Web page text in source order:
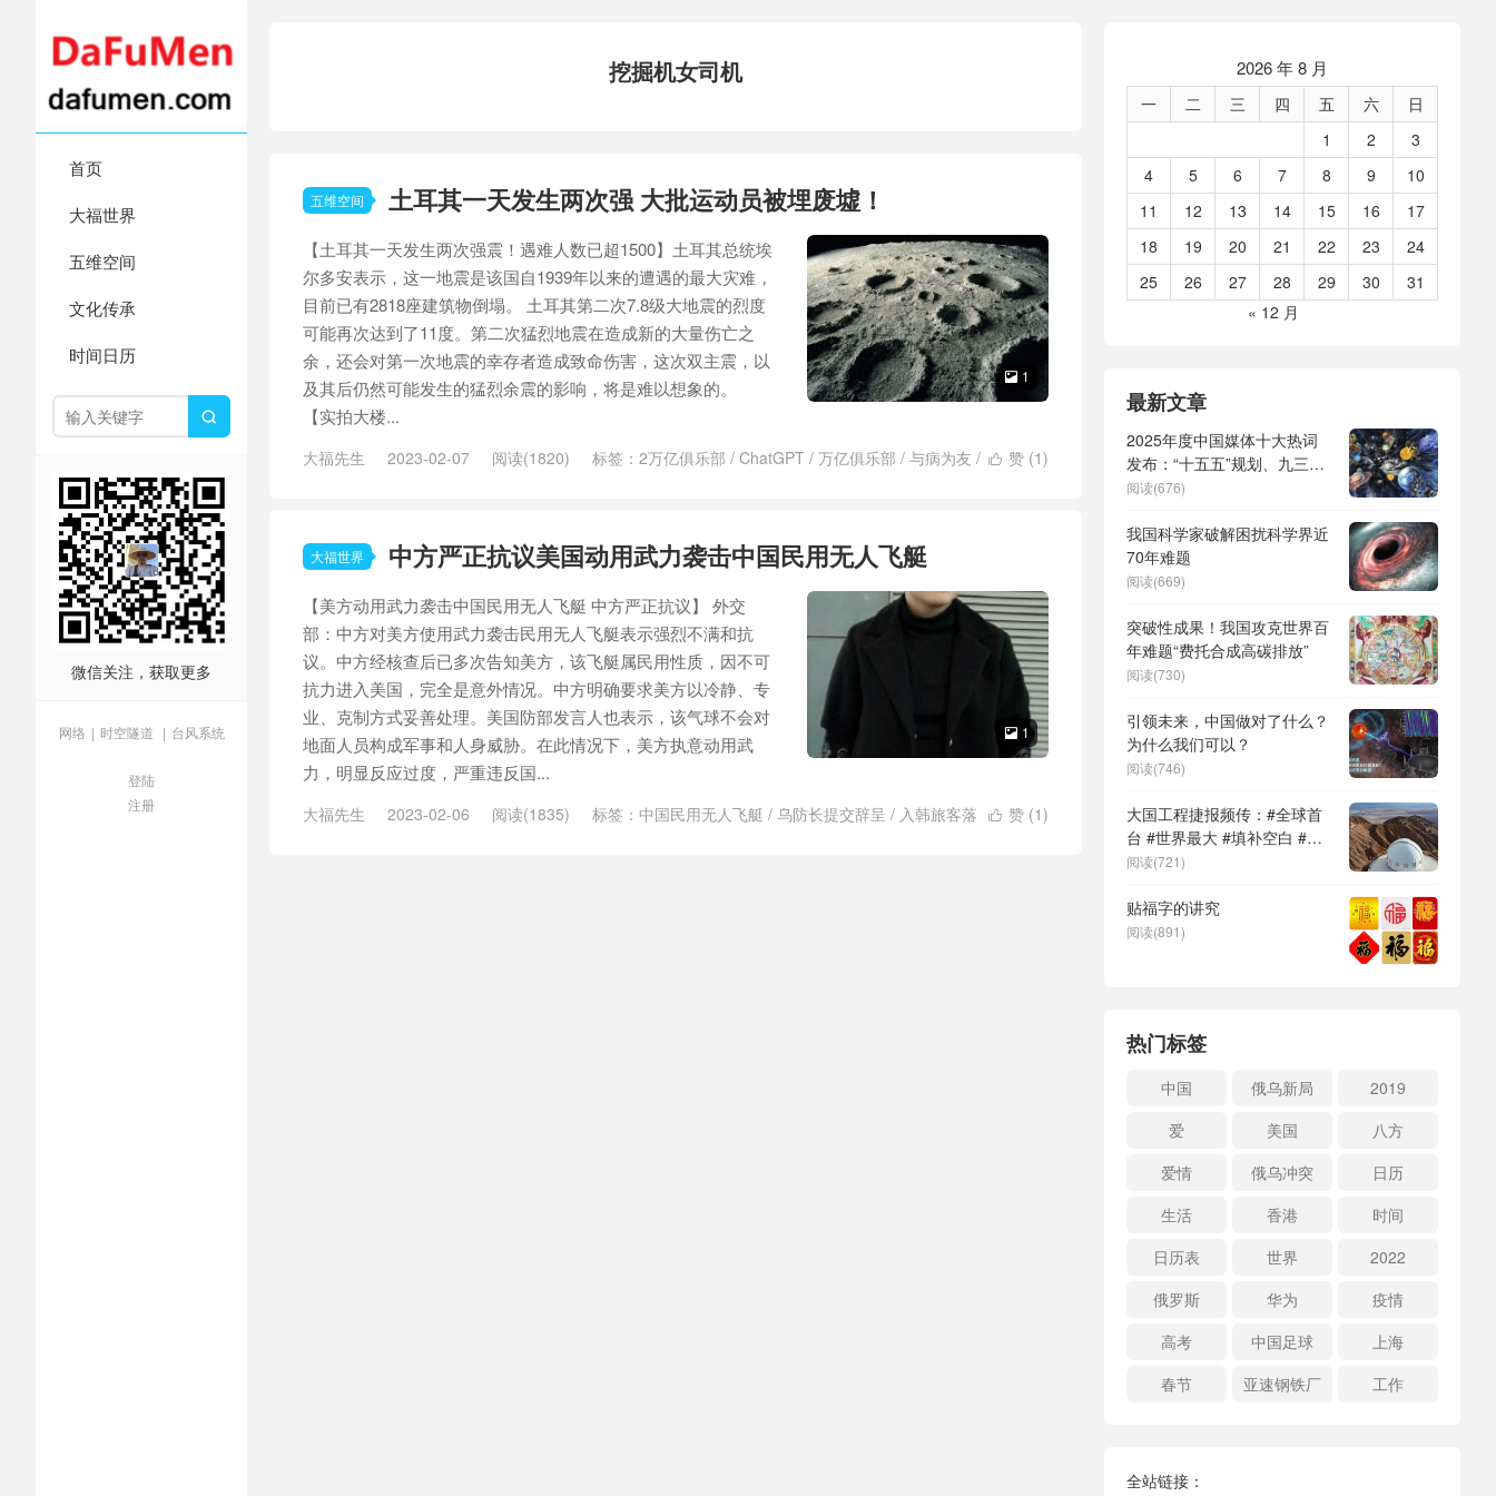
首页
大福世界
五维空间
文化传承
时间日历

微信关注，获取更多
网络 | 时空隧道 | 台风系统
登陆
注册
挖掘机女司机
五维空间 土耳其一天发生两次强 大批运动员被埋废墟！
 1
【土耳其一天发生两次强震！遇难人数已超1500】土耳其总统埃
尔多安表示，这一地震是该国自1939年以来的遭遇的最大灾难，
目前已有2818座建筑物倒塌。 土耳其第二次7.8级大地震的烈度
可能再次达到了11度。第二次猛烈地震在造成新的大量伤亡之
余，还会对第一次地震的幸存者造成致命伤害，这次双主震，以
及其后仍然可能发生的猛烈余震的影响，将是难以想象的。
【实拍大楼...
 赞 (1)
大福先生 2023-02-07 阅读(1820) 标签： 2万亿俱乐部 / ChatGPT / 万亿俱乐部 / 与病为友 /
大福世界 中方严正抗议美国动用武力袭击中国民用无人飞艇
 1
【美方动用武力袭击中国民用无人飞艇 中方严正抗议】 外交
部：中方对美方使用武力袭击民用无人飞艇表示强烈不满和抗
议。中方经核查后已多次告知美方，该飞艇属民用性质，因不可
抗力进入美国，完全是意外情况。中方明确要求美方以冷静、专
业、克制方式妥善处理。美国防部发言人也表示，该气球不会对
地面人员构成军事和人身威胁。在此情况下，美方执意动用武
力，明显反应过度，严重违反国...
 赞 (1)
大福先生 2023-02-06 阅读(1835) 标签： 中国民用无人飞艇 / 乌防长提交辞呈 / 入韩旅客落
2026 年 8 月
一 二 三 四 五 六
日
1
2
3
4
5 6 7 8 9
10
11
12 13 14 15 16
17
18
19 20 21 22 23
24
25
26 27 28 29 30
31
« 12 月
最新文章
2025年度中国媒体十大热词
发布：“十五五”规划、九三阅
兵、全球治理倡议、
形机器人、苏超、票根经济、
育儿补贴、科学素养、网络生
态治理
阅读(676)
我国科学家破解困扰科学界近
70年难题
阅读(669)
突破性成果！我国攻克世界百
年难题“费托合成高碳排放”
阅读(730)
引领未来，中国做对了什么？
为什么我们可以？
阅读(746)
大国工程捷报频传：#全球首
台 #世界最大 #填补空白 #突
破关键节点
阅读(721)
贴福字的讲究
阅读(891)
热门标签
中国 俄乌新局
2019
爱
美国
八方
爱情
俄乌冲突
日历
生活
香港
时间
日历表
世界
2022
俄罗斯
华为
疫情
高考
中国足球
上海
春节
亚速钢铁厂 工作
全站链接：